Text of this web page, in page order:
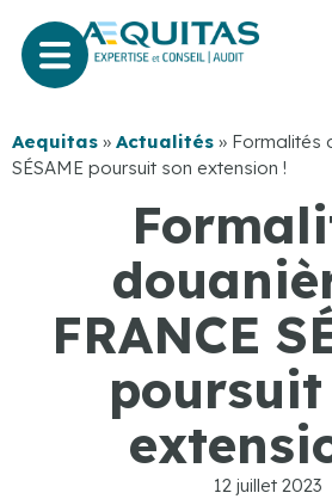
Aequitas » Actualités » Formalités
SÉSAME poursuit son extension !
FRANCE
poursuit
12 juillet 2023